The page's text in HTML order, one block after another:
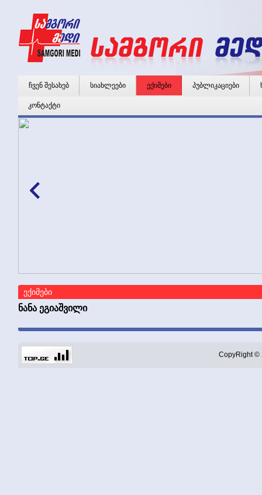
ჩვენ შესახებ სიახლეები ექიმები პუბლიკაციები
კონტაქტი
ექიმები
ნანა ეგიაშვილი
CopyRight ©